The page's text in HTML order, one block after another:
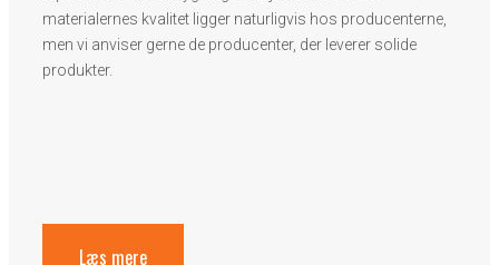
materialernes kvalitet ligger naturligvis hos producenterne,
men vi anviser gerne de producenter, der leverer solide
produkter.
Læs mere